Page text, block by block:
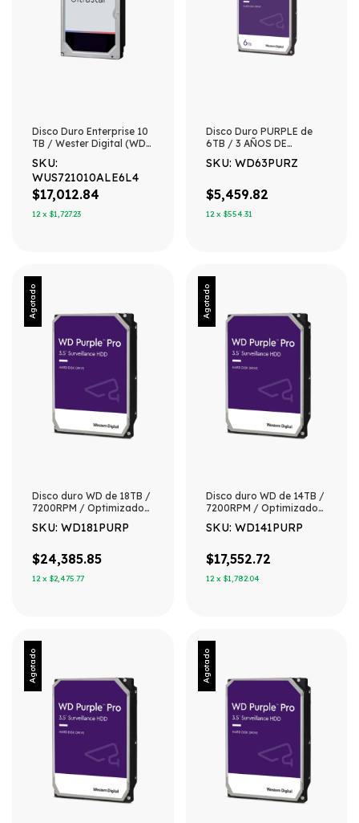
Disco Duro Enterprise 10
TB / Wester Digital (WD)
Recomendado para
Data Center y NVRs de
Alta Capacidad / Alto
Performace
SKU:
WUS721010ALE6L4
$17,012.84
12 x $1,727.23
Disco Duro PURPLE de
6TB / 3 AÑOS DE
Videovigilancia
SKU: WD63PURZ
$5,459.82
12 x $554.31
Agotado
Disco duro WD de 18TB /
7200RPM / Optimizado
inteligente
SKU: WD181PURP
$24,385.85
12 x $2,475.77
Agotado
Disco duro WD de 14TB /
7200RPM / Optimizado
inteligente
SKU: WD141PURP
$17,552.72
12 x $1,782.04
Agotado Agotado